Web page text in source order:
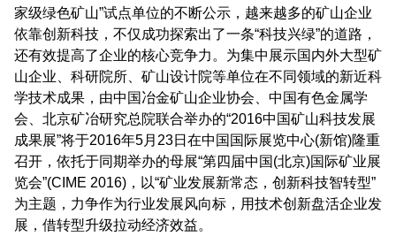
家级绿色矿山”试点单位的不断公示，越来越多的矿山企业
依靠创新科技，不仅成功探索出了一条“科技兴绿”的道路，
还有效提高了企业的核心竞争力。为集中展示国内外大型矿
山企业、科研院所、矿山设计院等单位在不同领域的新近科
学技术成果，由中国冶金矿山企业协会、中国有色金属学
会、北京矿冶研究总院联合举办的“2016中国矿山科技发展
成果展”将于2016年5月23日在中国国际展览中心(新馆)隆重
召开，依托于同期举办的母展“第四届中国(北京)国际矿业展
览会”(CIME 2016)，以“矿业发展新常态，创新科技智转型”
为主题，力争作为行业发展风向标，用技术创新盘活企业发
展，借转型升级拉动经济效益。